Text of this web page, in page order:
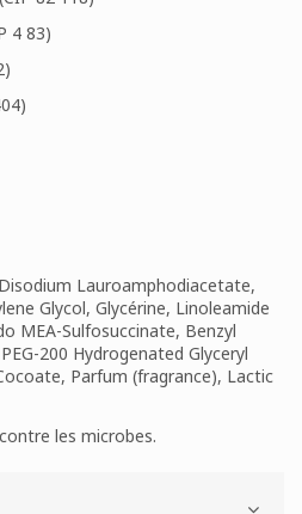
4 83)
Lauroamphodiacetate,
Glycol, Glycérine, Linoleamide
MEA-Sulfosuccinate, Benzyl
200 Hydrogenated Glyceryl
Parfum (fragrance), Lactic
les microbes.